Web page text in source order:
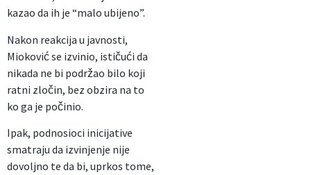
kazao da ih je “malo ubijeno”.
Nakon reakcija u javnosti,
Mioković se izvinio, ističući da
nikada ne bi podržao bilo koji
ratni zločin, bez obzira na to
ko ga je počinio.
Ipak, podnosioci inicijative
smatraju da izvinjenje nije
dovoljno te da bi, uprkos tome,